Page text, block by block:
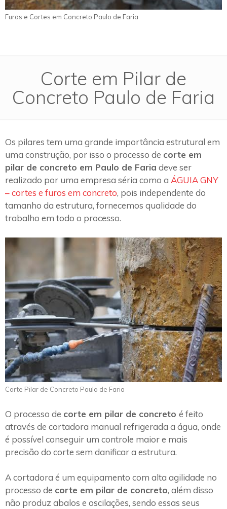
Furos e Cortes em Concreto Paulo de Faria
Corte em Pilar de
Concreto Paulo de Faria
Os pilares tem uma grande importância estrutural em
uma construção, por isso o processo de corte em
pilar de concreto em Paulo de Faria deve ser
realizado por uma empresa séria como a ÁGUIA GNY
– cortes e furos em concreto, pois independente do
tamanho da estrutura, fornecemos qualidade do
trabalho em todo o processo.
Corte Pilar de Concreto Paulo de Faria
O processo de corte em pilar de concreto é feito
através de cortadora manual refrigerada a água, onde
é possível conseguir um controle maior e mais
precisão do corte sem danificar a estrutura.
A cortadora é um equipamento com alta agilidade no
processo de corte em pilar de concreto, além disso
não produz abalos e oscilações, sendo essas seus